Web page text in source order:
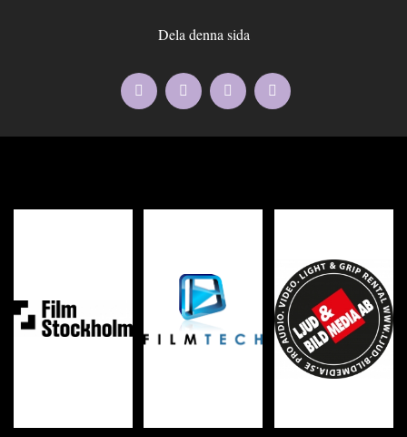
Dela denna sida